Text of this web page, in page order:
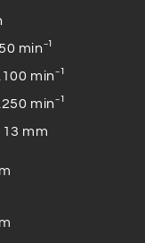
min⁻¹
min⁻¹
min⁻¹
13 mm